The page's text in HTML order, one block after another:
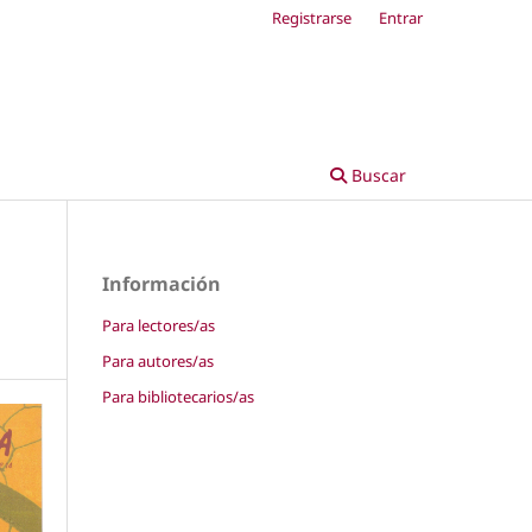
Buscar
Registrarse Entrar
Información
Para lectores/as
Para autores/as
Para bibliotecarios/as